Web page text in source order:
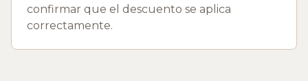
confirmar que el descuento se aplica
correctamente.